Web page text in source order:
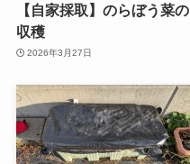
【自家採取】のらぼう菜の
収穫
2026年3月27日